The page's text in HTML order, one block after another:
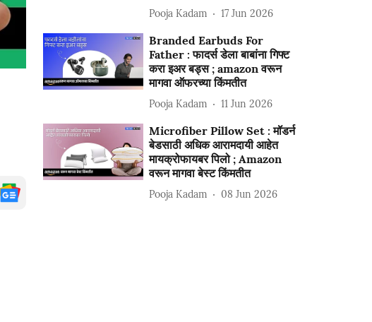
Pooja Kadam 17 Jun 2026
Branded Earbuds For
Father : फादर्स डेला बाबांना गिफ्ट
करा इअर बड्स ; amazon वरून
मागवा ऑफरच्या किंमतीत
Pooja Kadam 11 Jun 2026
Microfiber Pillow Set : मॉडर्न
बेडसाठी अधिक आरामदायी आहेत
मायक्रोफायबर पिलो ; Amazon
वरून मागवा बेस्ट किंमतीत
Pooja Kadam 08 Jun 2026